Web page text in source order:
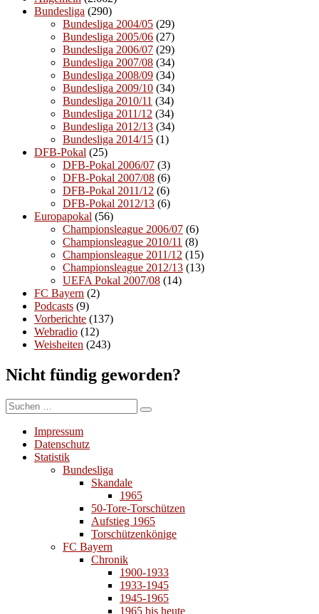
Bundesliga (290)
Bundesliga 2004/05 (29)
Bundesliga 2005/06 (27)
Bundesliga 2006/07 (29)
Bundesliga 2007/08 (34)
Bundesliga 2008/09 (34)
Bundesliga 2009/10 (34)
Bundesliga 2010/11 (34)
Bundesliga 2011/12 (34)
Bundesliga 2012/13 (34)
Bundesliga 2014/15 (1)
DFB-Pokal (25)
DFB-Pokal 2006/07 (3)
DFB-Pokal 2007/08 (6)
DFB-Pokal 2011/12 (6)
DFB-Pokal 2012/13 (6)
Europapokal (56)
Championsleague 2006/07 (6)
Championsleague 2010/11 (8)
Championsleague 2011/12 (15)
Championsleague 2012/13 (13)
UEFA Pokal 2007/08 (14)
FC Bayern (2)
Podcasts (9)
Vorberichte (137)
Webradio (12)
Weisheiten (243)
Nicht fündig geworden?
Suchen
nach:
Suchen
Impressum
Datenschutz
Statistik
Bundesliga
Skandale
1965
50-Tore-Torschützen
Aufstieg 1965
Torschützenkönige
FC Bayern
Chronik
1900-1933
1933-1945
1945-1965
1965 bis heute